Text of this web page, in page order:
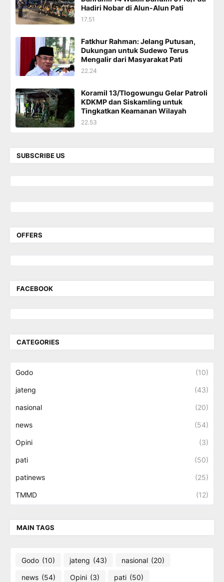
Hadiri Nobar di Alun-Alun Pati
17.51
Fatkhur Rahman: Jelang Putusan,
Dukungan untuk Sudewo Terus
Mengalir dari Masyarakat Pati
22.24
Koramil 13/Tlogowungu Gelar Patroli
KDKMP dan Siskamling untuk
Tingkatkan Keamanan Wilayah
22.53
SUBSCRIBE US
OFFERS
FACEBOOK
CATEGORIES
Godo (10)
jateng (43)
nasional (20)
news (54)
Opini (3)
pati (50)
patinews (25)
TMMD (12)
MAIN TAGS
Godo (10) jateng (43) nasional (20)
news (54) Opini (3) pati (50)